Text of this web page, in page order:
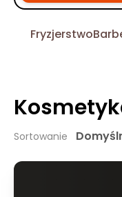
Fryzjerstwo
Sortowanie